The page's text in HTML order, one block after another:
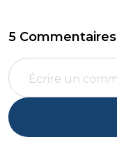
5 Commentaires